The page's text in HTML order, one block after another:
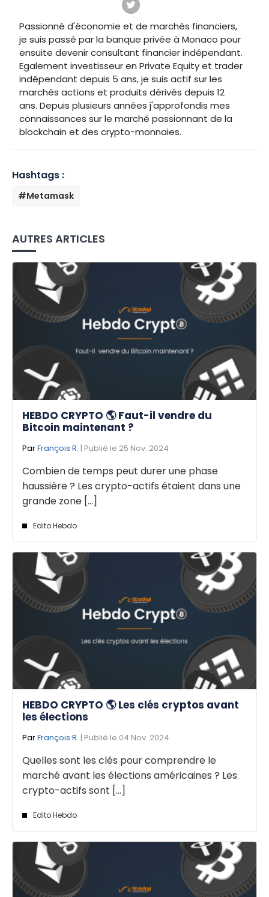
Passionné d'économie et de marchés financiers,
je suis passé par la banque privée à Monaco pour
ensuite devenir consultant financier indépendant.
Egalement investisseur en Private Equity et trader
indépendant depuis 5 ans, je suis actif sur les
marchés actions et produits dérivés depuis 12
ans. Depuis plusieurs années j'approfondis mes
connaissances sur le marché passionnant de la
blockchain et des crypto-monnaies.
Hashtags :
#Metamask
AUTRES ARTICLES
HEBDO CRYPTO 🌎 Faut-il vendre du
Bitcoin maintenant ?
ParFrançois R. | Publié le 25 Nov. 2024
Combien de temps peut durer une phase
haussière ? Les crypto-actifs étaient dans une
grande zone [...]
Edito Hebdo
HEBDO CRYPTO 🌎 Les clés cryptos avant
les élections
ParFrançois R. | Publié le 04 Nov. 2024
Quelles sont les clés pour comprendre le
marché avant les élections américaines ? Les
crypto-actifs sont [...]
Edito Hebdo